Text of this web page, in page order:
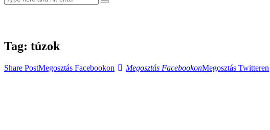
Tag: túzok
Share PostMegosztás Facebookon Megosztás FacebookonMegosztás Twitteren